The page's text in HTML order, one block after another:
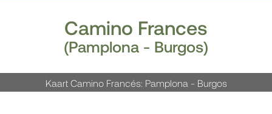
Camino Frances
(Pamplona - Burgos)
Kaart Camino Francés: Pamplona - Burgos